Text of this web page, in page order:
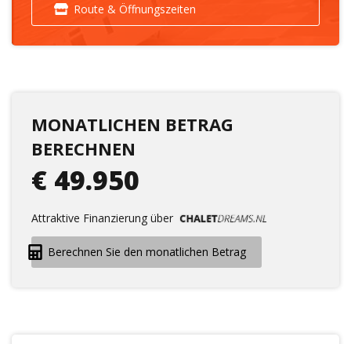
Route & Öffnungszeiten
MONATLICHEN BETRAG
BERECHNEN
€ 49.950
Attraktive Finanzierung über
Berechnen Sie den monatlichen Betrag